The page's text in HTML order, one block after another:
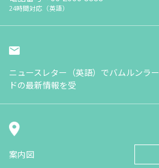
24時間対応（英語）
ニュースレター（英語）でバムルンラー
ドの最新情報を受
案内図